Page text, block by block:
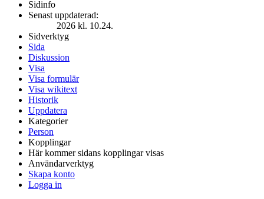
Sidinfo
Senast uppdaterad:
2026 kl. 10.24.
Sidverktyg
Sida
Diskussion
Visa
Visa formulär
Visa wikitext
Historik
Uppdatera
Kategorier
Person
Kopplingar
Här kommer sidans kopplingar visas
Användarverktyg
Skapa konto
Logga in